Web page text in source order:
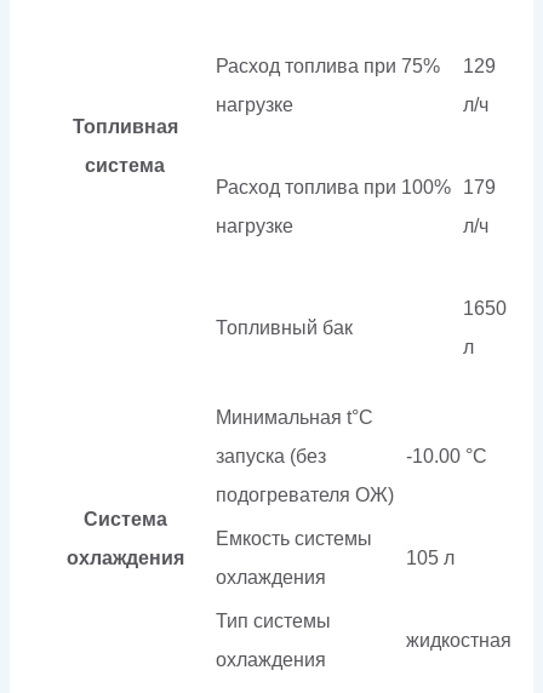
Топливная
система
Расход топлива при 75%
нагрузке
129
л/ч
Расход топлива при 100%
нагрузке
179
л/ч
Топливный бак
1650
л
Система
охлаждения
Минимальная t°С
запуска (без
подогревателя ОЖ)
-10.00 °С
Емкость системы
охлаждения
105 л
Тип системы
охлаждения
жидкостная